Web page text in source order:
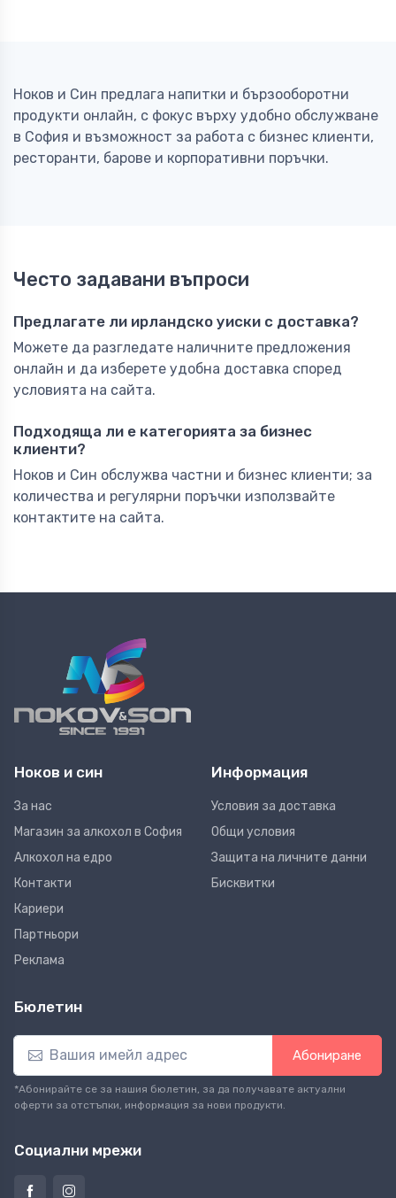
Ноков и Син предлага напитки и бързооборотни
продукти онлайн, с фокус върху удобно обслужване
в София и възможност за работа с бизнес клиенти,
ресторанти, барове и корпоративни поръчки.
Често задавани въпроси
Предлагате ли ирландско уиски с доставка?
Можете да разгледате наличните предложения
онлайн и да изберете удобна доставка според
условията на сайта.
Подходяща ли е категорията за бизнес
клиенти?
Ноков и Син обслужва частни и бизнес клиенти; за
количества и регулярни поръчки използвайте
контактите на сайта.
Ноков и син
За нас
Магазин за алкохол в София
Алкохол на едро
Контакти
Кариери
Партньори
Реклама
Информация
Условия за доставка
Общи условия
Защита на личните данни
Бисквитки
Бюлетин
Абониране
*Абонирайте се за нашия бюлетин, за да получавате актуални
оферти за отстъпки, информация за нови продукти.
Социални мрежи